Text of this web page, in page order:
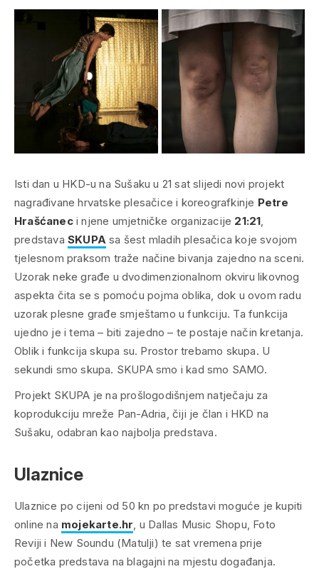
Isti dan u HKD-u na Sušaku u 21 sat slijedi novi projekt
nagrađivane hrvatske plesačice i koreografkinje Petre
Hrašćaneci njene umjetničke organizacije 21:21
predstava SKUPA sa šest mladih plesačica koje svojom
tjelesnom praksom traže načine bivanja zajedno na sceni.
Uzorak neke građe u dvodimenzionalnom okviru likovnog
aspekta čita se s pomoću pojma oblika, dok u ovom radu
uzorak plesne građe smještamo u funkciju. Ta funkcija
ujedno je i tema – biti zajedno – te postaje način kretanja.
Oblik i funkcija skupa su. Prostor trebamo skupa. U
sekundi smo skupa. SKUPA smo i kad smo SAMO.
Projekt SKUPA je na prošlogodišnjem natječaju za
koprodukciju mreže Pan-Adria, čiji je član i HKD na
Sušaku, odabran kao najbolja predstava.
Ulaznice
Ulaznice po cijeni od 50 kn po predstavi moguće je kupiti
online na mojekarte.hr , u Dallas Music Shopu, Foto
Reviji i New Soundu (Matulji) te sat vremena prije
početka predstava na blagajni na mjestu događanja.